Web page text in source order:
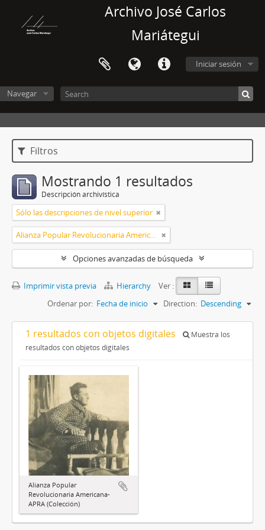
Archivo José Carlos
Mariátegui
Iniciar sesión
Navegar
Filtros
Mostrando 1 resultados
Descripción archivística
Sólo las descripciones de nivel superior
Alianza Popular Revolucionaria Americana (APRA)
Opciones avanzadas de búsqueda
Imprimir vista previa Hierarchy
Ver :
Ordenar por: Fecha de inicio Direction: Descending
1 resultados con objetos digitales
Muestra los
resultados con objetos digitales
Alianza Popular
Revolucionaria Americana-
APRA (Colección)